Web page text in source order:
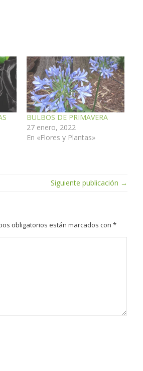
BULBOS DE PRIMAVERA
27 enero, 2022
En «Flores y Plantas»
Siguiente publicación →
obligatorios están marcados con *